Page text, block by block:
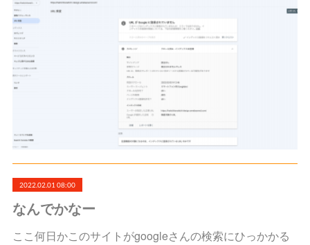
2022.02.01 08:00
なんでかなー
ここ何日かこのサイトがgoogleさんの検索にひっかかる